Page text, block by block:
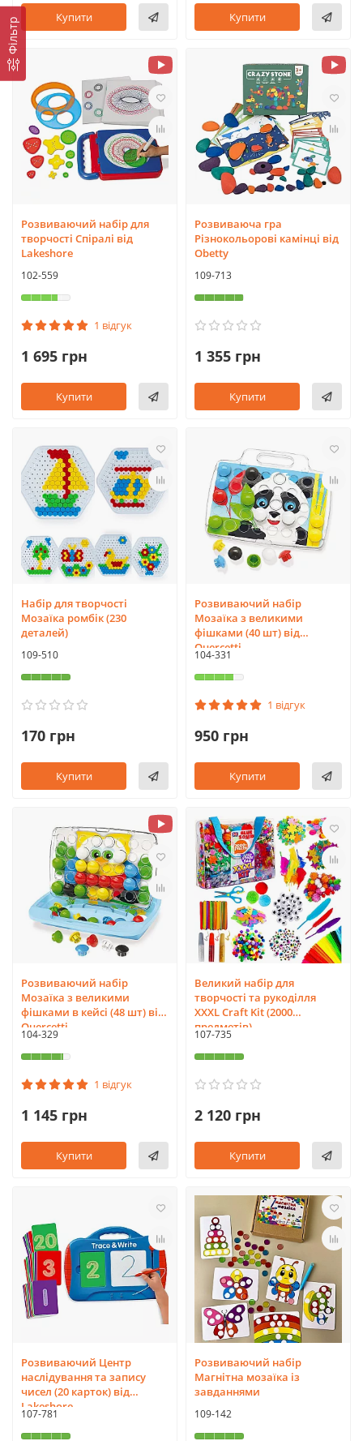
Фільтр Купити Купити
Розвиваючий набір для
творчості Спіралі від
Lakeshore
102-559
1 відгук
1 695 грн
Купити
Розвиваюча гра
Різнокольорові камінці від
Obetty
109-713
1 355 грн
Купити
Набір для творчості
Мозаїка ромбік (230
деталей)
109-510
170 грн
Купити
Розвиваючий набір
Мозаїка з великими
фішками (40 шт) від
Quercetti
104-331
1 відгук
950 грн
Купити
Розвиваючий набір
Мозаїка з великими
фішками в кейсі (48 шт) від
Quercetti
104-329
1 відгук
1 145 грн
Купити
Великий набір для
творчості та рукоділля
XXXL Craft Kit (2000
предметів)
107-735
2 120 грн
Купити
Розвиваючий Центр
наслідування та запису
чисел (20 карток) від
Lakeshore
107-781
Розвиваючий набір
Магнітна мозаїка із
завданнями
109-142